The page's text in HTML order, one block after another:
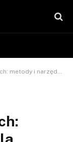
i narzędzia dla samouków